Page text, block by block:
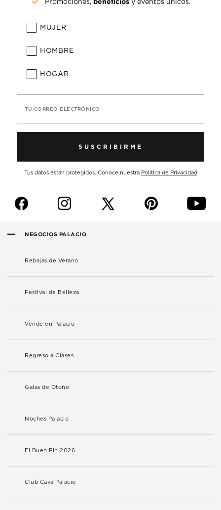
Promociones, y eventos únicos.
MUJER
HOMBRE
HOGAR
TU CORREO ELECTRÓNICO
SUSCRIBIRME
Tus datos están protegidos. Conoce nuestra Política de Privacidad
f i p y
NEGOCIOS PALACIO
Rebajas de Verano
Festival de Belleza
Vende en Palacio
Regreso a Clases
Galas de Otoño
Noches Palacio
El Buen Fin 2026
Club Cava Palacio